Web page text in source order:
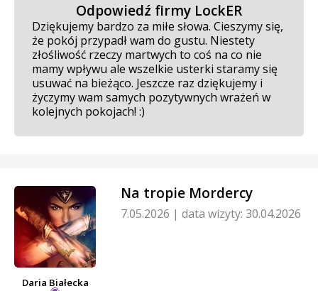
Odpowiedź firmy LockER
Dziękujemy bardzo za miłe słowa. Cieszymy się,
że pokój przypadł wam do gustu. Niestety
złośliwość rzeczy martwych to coś na co nie
mamy wpływu ale wszelkie usterki staramy się
usuwać na bieżąco. Jeszcze raz dziękujemy i
życzymy wam samych pozytywnych wrażeń w
kolejnych pokojach! :)
Daria Białecka
Na tropie Mordercy
7.05.2026 | data wizyty: 30.04.2026